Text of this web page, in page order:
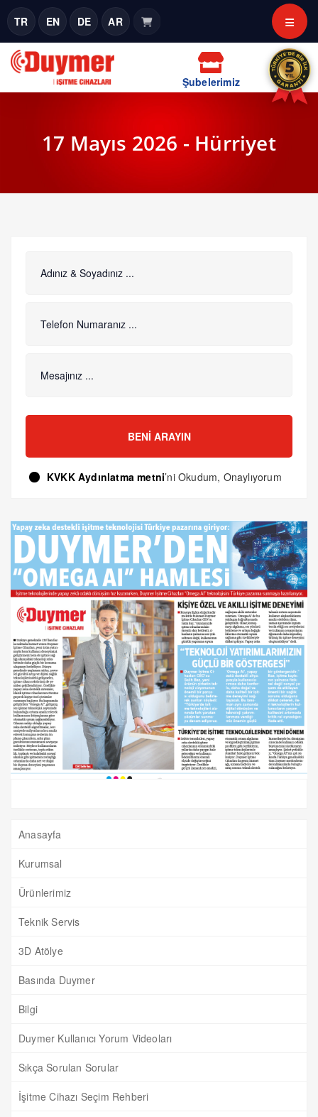
TR EN DE AR
Şubelerimiz
17 Mayıs 2026 - Hürriyet
BENI ARAYIN
KVKK Aydınlatma metni’ni Okudum, Onaylıyorum
Anasayfa
Kurumsal
Ürünlerimiz
Teknik Servis
3D Atölye
Basında Duymer
Bilgi
Duymer Kullanıcı Yorum Videoları
Sıkça Sorulan Sorular
İşitme Cihazı Seçim Rehberi